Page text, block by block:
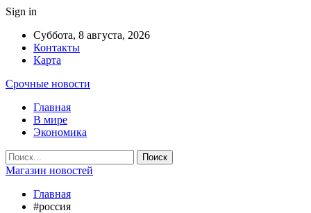
Sign in
Суббота, 8 августа, 2026
Контакты
Карта
Срочные новости
Главная
В мире
Экономика
Магазин новостей
Главная
#россия